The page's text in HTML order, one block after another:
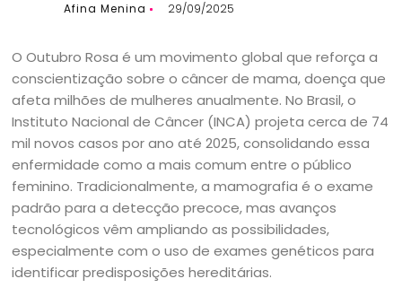
Afina Menina 29/09/2025
O Outubro Rosa é um movimento global que reforça a
conscientização sobre o câncer de mama, doença que
afeta milhões de mulheres anualmente. No Brasil, o
Instituto Nacional de Câncer (INCA) projeta cerca de 74
mil novos casos por ano até 2025, consolidando essa
enfermidade como a mais comum entre o público
feminino. Tradicionalmente, a mamografia é o exame
padrão para a detecção precoce, mas avanços
tecnológicos vêm ampliando as possibilidades,
especialmente com o uso de exames genéticos para
identificar predisposições hereditárias.